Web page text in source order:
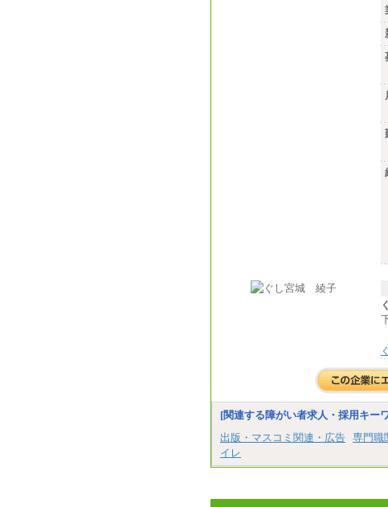
[関連する障がい者求人・採用キー
出版・マスコミ関連・広告 専門職
イレ